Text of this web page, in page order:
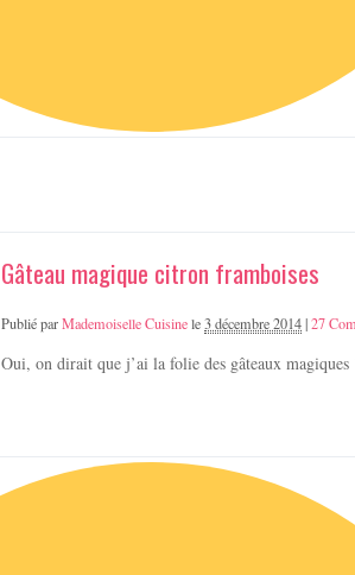
Gâteau magique citron framboises
Publié parMademoiselle Cuisinele3 décembre 2014|27
Oui, on dirait que j’ai la folie des gâteaux magiques